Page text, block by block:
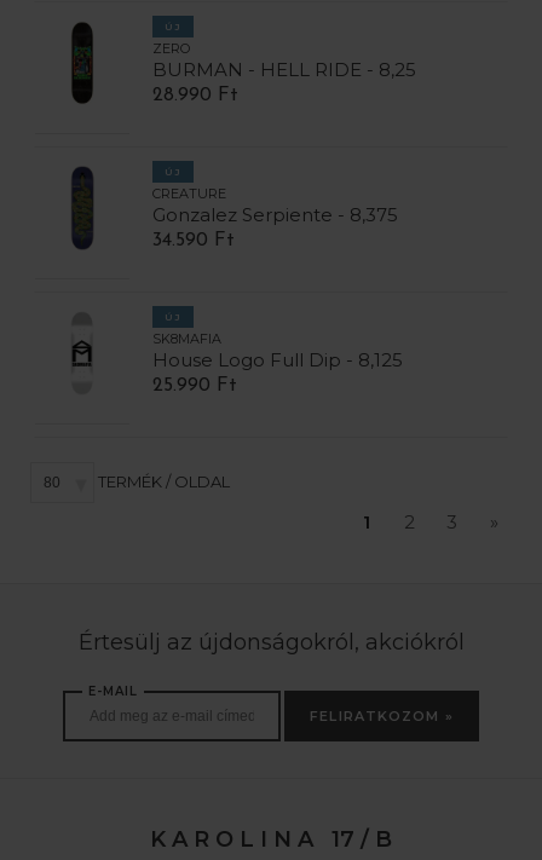
ÚJ
ZERO
BURMAN - HELL RIDE - 8,25
28.990 Ft
ÚJ
CREATURE
Gonzalez Serpiente - 8,375
34.590 Ft
ÚJ
SK8MAFIA
House Logo Full Dip - 8,125
25.990 Ft
TERMÉK / OLDAL
1 2 3 »
Értesülj az újdonságokról, akciókról
E-MAIL
FELIRATKOZOM »
K A R O L I N A 17 / B